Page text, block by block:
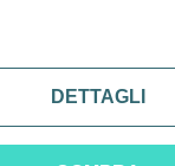
DETTAGLI